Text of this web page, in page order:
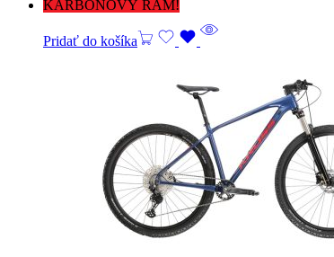
KARBONOVÝ RÁM!
Pridať do košíka